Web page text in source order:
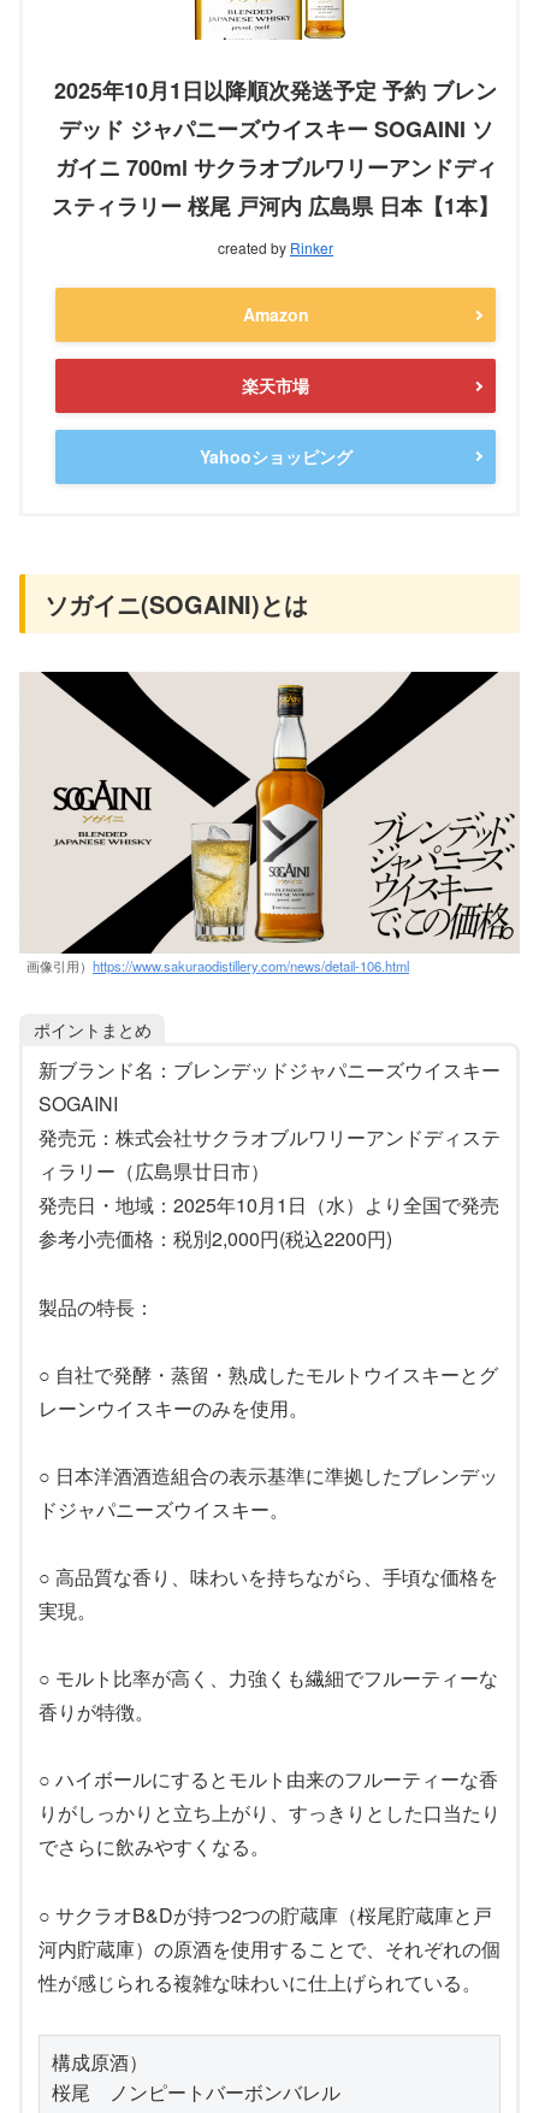
2025年10月1日以降順次発送予定 予約 ブレン
デッド ジャパニーズウイスキー SOGAINI ソ
ガイニ 700ml サクラオブルワリーアンドディ
スティラリー 桜尾 戸河内 広島県 日本【1本】
created by Rinker
Amazon
楽天市場
Yahooショッピング
ソガイニ(SOGAINI)とは
画像引用） https://www.sakuraodistillery.com/news/detail-106.html
ポイントまとめ
新ブランド名：ブレンデッドジャパニーズウイスキー
SOGAINI
発売元：株式会社サクラオブルワリーアンドディステ
ィラリー（広島県廿日市）
発売日・地域：2025年10月1日（水）より全国で発売
参考小売価格：税別2,000円(税込2200円)
製品の特長：
○ 自社で発酵・蒸留・熟成したモルトウイスキーとグ
レーンウイスキーのみを使用。
○ 日本洋酒酒造組合の表示基準に準拠したブレンデッ
ドジャパニーズウイスキー。
○ 高品質な香り、味わいを持ちながら、手頃な価格を
実現。
○ モルト比率が高く、力強くも繊細でフルーティーな
香りが特徴。
○ ハイボールにするとモルト由来のフルーティーな香
りがしっかりと立ち上がり、すっきりとした口当たり
でさらに飲みやすくなる。
○ サクラオB&Dが持つ2つの貯蔵庫（桜尾貯蔵庫と戸
河内貯蔵庫）の原酒を使用することで、それぞれの個
性が感じられる複雑な味わいに仕上げられている。
構成原酒）
桜尾　ノンピートバーボンバレル